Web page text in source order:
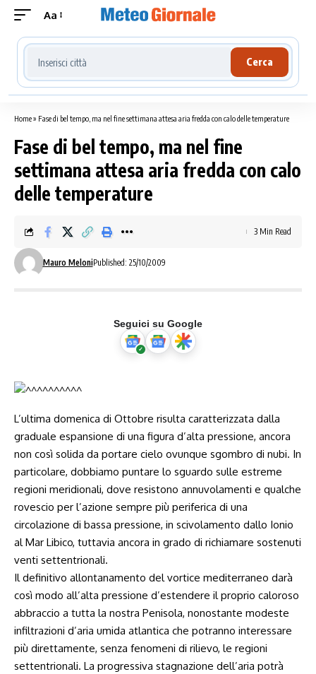
Aa
Cerca località meteo
Cerca
Home» Fase di bel tempo, ma nel fine settimana attesa aria fredda con calo delle temperature
Fase di bel tempo, ma nel fine
settimana attesa aria fredda con calo
delle temperature
Mauro MeloniPublished: 25/10/2009
3 Min Read
Seguici su Google
L’ultima domenica di Ottobre risulta caratterizzata dalla
graduale espansione di una figura d’alta pressione, ancora
non così solida da portare cielo ovunque sgombro di nubi. In
particolare, dobbiamo puntare lo sguardo sulle estreme
regioni meridionali, dove resistono annuvolamenti e qualche
rovescio per l’azione sempre più periferica di una
circolazione di bassa pressione, in scivolamento dallo Ionio
al Mar Libico, tuttavia ancora in grado di richiamare sostenuti
venti settentrionali.
Il definitivo allontanamento del vortice mediterraneo darà
così modo all’alta pressione d’estendere il proprio caloroso
abbraccio a tutta la nostra Penisola, nonostante modeste
infiltrazioni d’aria umida atlantica che potranno interessare
più direttamente, senza fenomeni di rilievo, le regioni
settentrionali. La progressiva stagnazione dell’aria potrà